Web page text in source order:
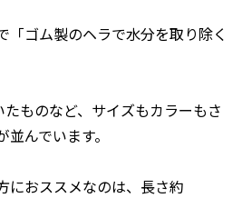
「ゴム製のヘラで水分を取り除く
ものなど、サイズもカラーもさ
んでいます。
におススメなのは、長さ約